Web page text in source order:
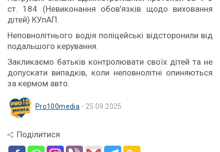
ст. 184 (Невиконання обов’язків щодо виховання
дітей) КУпАП.
Неповнолітнього водія поліцейські відсторонили від
подальшого керування.
Закликаємо батьків контролювати своїх дітей та не
допускати випадків, коли неповнолітні опиняються
за кермом авто.
Pro100media 25.09.2025
Поділитися